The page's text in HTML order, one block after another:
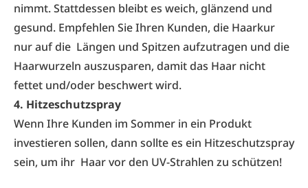
nimmt. Stattdessen bleibt es weich, glänzend und
gesund. Empfehlen Sie Ihren Kunden, die Haarkur
nur auf die Längen und Spitzen aufzutragen und die
Haarwurzeln auszusparen, damit das Haar nicht
fettet und/oder beschwert wird.
4. Hitzeschutzspray
Wenn Ihre Kunden im Sommer in ein Produkt
investieren sollen, dann sollte es ein Hitzeschutzspray
sein, um ihr Haar vor den UV-Strahlen zu schützen!